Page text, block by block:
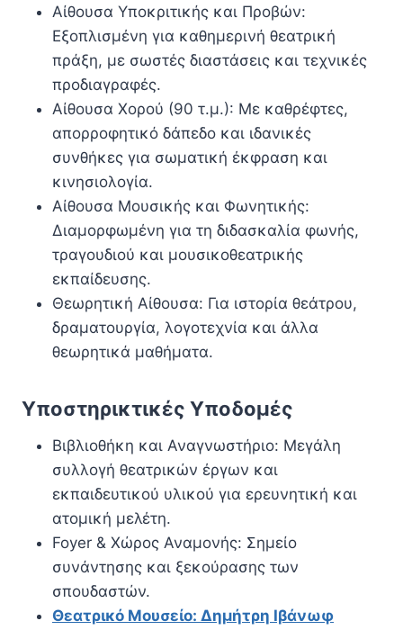
Αίθουσα Υποκριτικής και Προβών:
Εξοπλισμένη για καθημερινή θεατρική
πράξη, με σωστές διαστάσεις και τεχνικές
προδιαγραφές.
Αίθουσα Χορού (90 τ.μ.): Με καθρέφτες,
απορροφητικό δάπεδο και ιδανικές
συνθήκες για σωματική έκφραση και
κινησιολογία.
Αίθουσα Μουσικής και Φωνητικής:
Διαμορφωμένη για τη διδασκαλία φωνής,
τραγουδιού και μουσικοθεατρικής
εκπαίδευσης.
Θεωρητική Αίθουσα: Για ιστορία θεάτρου,
δραματουργία, λογοτεχνία και άλλα
θεωρητικά μαθήματα.
Υποστηρικτικές Υποδομές
Βιβλιοθήκη και Αναγνωστήριο: Μεγάλη
συλλογή θεατρικών έργων και
εκπαιδευτικού υλικού για ερευνητική και
ατομική μελέτη.
Foyer & Χώρος Αναμονής: Σημείο
συνάντησης και ξεκούρασης των
σπουδαστών.
Θεατρικό Μουσείο: Δημήτρη Ιβάνωφ